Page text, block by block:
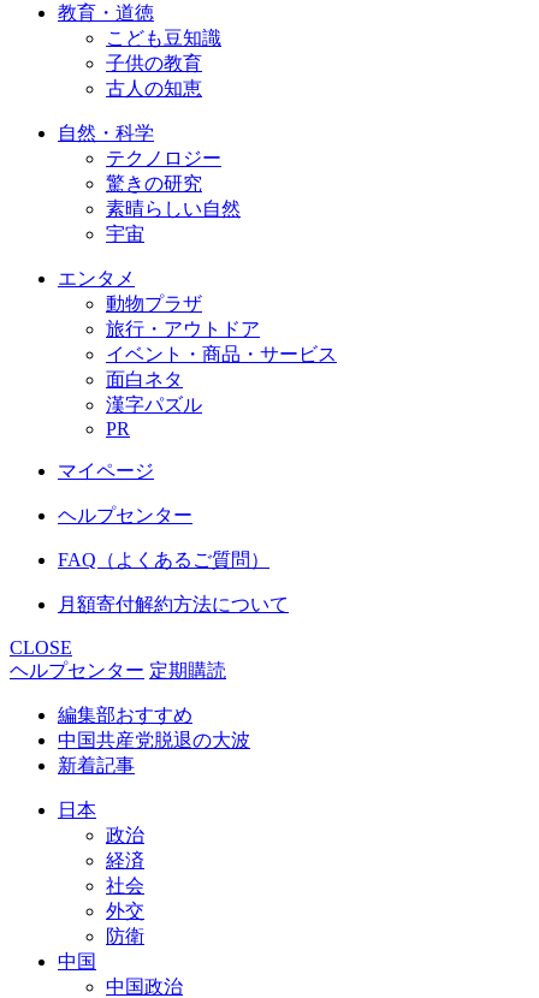
教育・道徳
こども豆知識
子供の教育
古人の知恵
自然・科学
テクノロジー
驚きの研究
素晴らしい自然
宇宙
エンタメ
動物プラザ
旅行・アウトドア
イベント・商品・サービス
面白ネタ
漢字パズル
PR
マイページ
ヘルプセンター
FAQ（よくあるご質問）
月額寄付解約方法について
CLOSE
ヘルプセンター 定期購読
編集部おすすめ
中国共産党脱退の大波
新着記事
日本
政治
経済
社会
外交
防衛
中国
中国政治